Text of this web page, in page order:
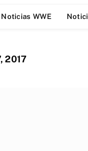
Noticias WWE
2017